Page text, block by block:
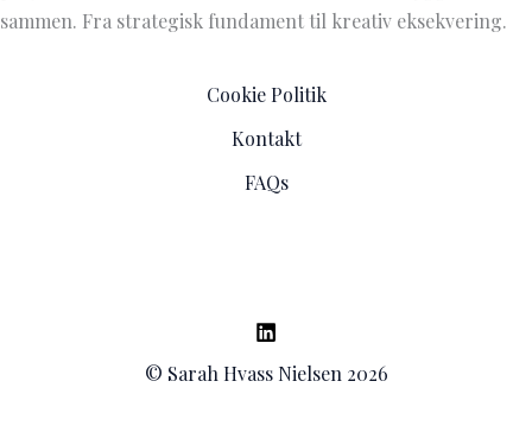
sammen. Fra strategisk fundament til kreativ eksekvering.
Cookie Politik
Kontakt
FAQs
© Sarah Hvass Nielsen 2026